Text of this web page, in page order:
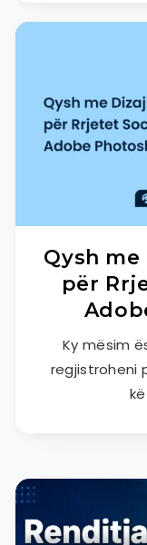
Qysh
për
Ky mësim
regjistroheni